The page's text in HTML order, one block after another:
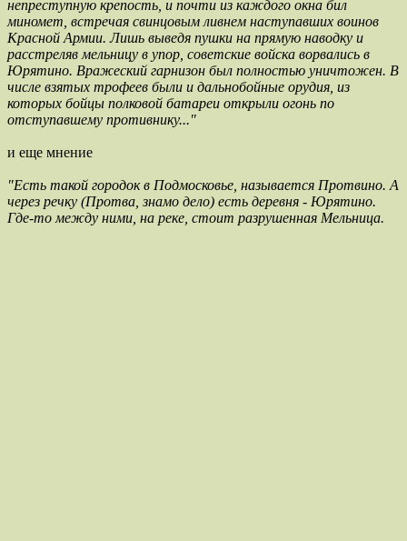
непреступную крепость, и почти из каждого окна бил
миномет, встречая свинцовым ливнем наступавших воинов
Красной Армии. Лишь выведя пушки на прямую наводку и
расстреляв мельницу в упор, советские войска ворвались в
Юрятино. Вражеский гарнизон был полностью уничтожен. В
числе взятых трофеев были и дальнобойные орудия, из
которых бойцы полковой батареи открыли огонь по
отступавшему противнику..."
и еще мнение
"Есть такой городок в Подмосковье, называется Протвино. А
через речку (Протва, знамо дело) есть деревня - Юрятино.
Где-то между ними, на реке, стоит разрушенная Мельница.